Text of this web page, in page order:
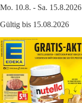
Mo. 10.8. - Sa. 15.8.2026
Gültig bis 15.08.2026